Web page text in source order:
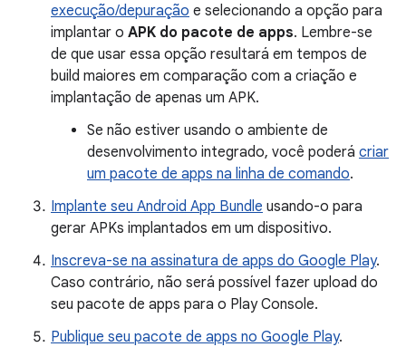
execução/depuração e selecionando a opção para
implantar o APK do pacote de apps. Lembre-se
de que usar essa opção resultará em tempos de
build maiores em comparação com a criação e
implantação de apenas um APK.
Se não estiver usando o ambiente de
desenvolvimento integrado, você poderá criar
um pacote de apps na linha de comando.
Implante seu Android App Bundle usando-o para
gerar APKs implantados em um dispositivo.
Inscreva-se na assinatura de apps do Google Play.
Caso contrário, não será possível fazer upload do
seu pacote de apps para o Play Console.
Publique seu pacote de apps no Google Play.